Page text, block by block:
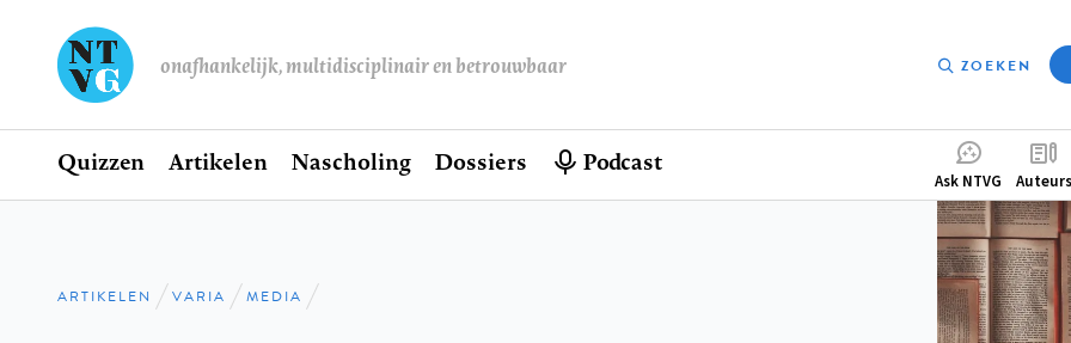
onafhankelijk, multidisciplinair en betrouwbaar ZOEKEN
Hoofdnavigatie
Home
Quizzen Artikelen Nascholing Dossiers Podcast
menu
Ask NTVG Auteurs
Kruimelpad
ARTIKELEN VARIA MEDIA